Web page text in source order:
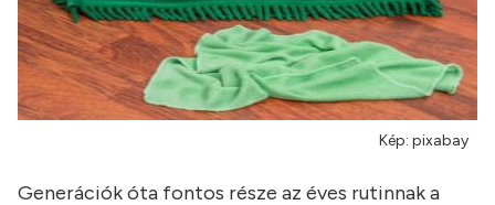
Kép: pixabay
Generációk óta fontos része az éves rutinnak a